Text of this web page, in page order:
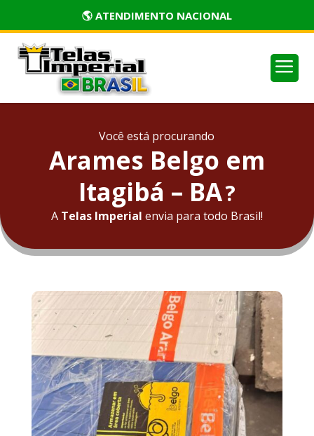
🏅 PRODUTOS CERTIFICADOS
a
Você está procurando
Arames Belgo em
Itagibá – BA?
A Telas Imperial envia para todo Brasil!